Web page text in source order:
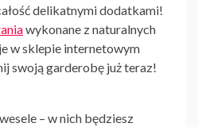
delikatnymi dodatkami!
wykonane z naturalnych
w sklepie internetowym
swoją garderobę już teraz!
– w nich będziesz